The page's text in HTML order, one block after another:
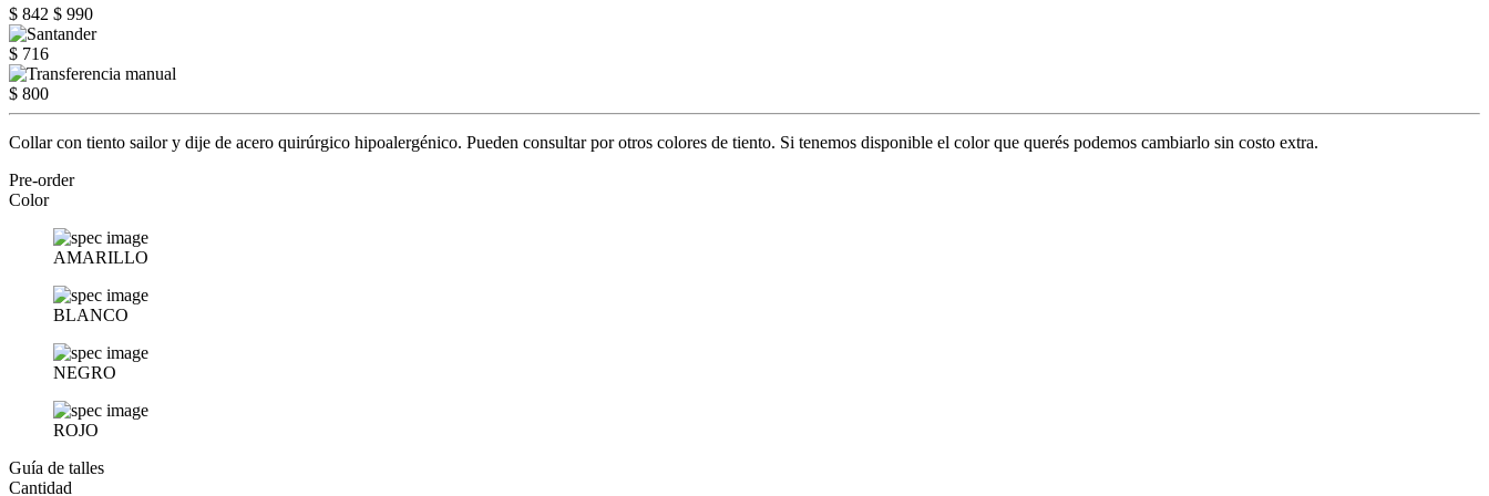
$ 842 $ 990
$ 716
$ 800
Collar con tiento sailor y dije de acero quirúrgico hipoalergénico. Pueden consultar por otros colores de tiento. Si tenemos disponible el color que querés podemos cambiarlo sin costo extra.
Pre-order
Color
AMARILLO
BLANCO
NEGRO
ROJO
Guía de talles
Cantidad